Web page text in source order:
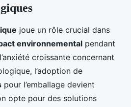
joue un rôle crucial dans
environnemental pendant
croissante concernant
l’adoption de
pour l’emballage devient
opte pour des solutions